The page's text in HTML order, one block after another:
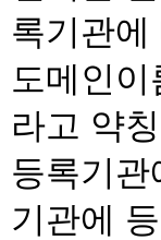
록기관
도메인
라고 약
등록기
기관에